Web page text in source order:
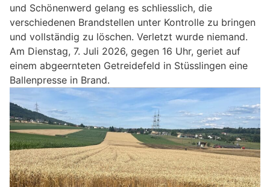
und Schönenwerd gelang es schliesslich, die
verschiedenen Brandstellen unter Kontrolle zu bringen
und vollständig zu löschen. Verletzt wurde niemand.
Am Dienstag, 7. Juli 2026, gegen 16 Uhr, geriet auf
einem abgeernteten Getreidefeld in Stüsslingen eine
Ballenpresse in Brand.